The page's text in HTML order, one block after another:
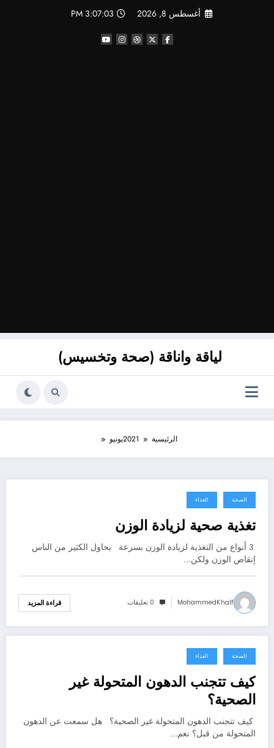
أغسطس 8, 2026 3:07:03 PM
لياقة واناقة (صحة وتخسيس)
الرئيسية 2021يونيو
يونيو 30, 2021
الصحة الغذاء
تغذية صحية لزيادة الوزن
3 أنواع من التغذية لزيادة الوزن بسرعة يحاول الكثير من الناس
إنقاص الوزن ولكن…
MohammedKhalf 0 تعليقات قراءة المزيد
يونيو 30, 2021
الصحة الغذاء
كيف تتجنب الدهون المتحولة غير
الصحية؟
كيف تتجنب الدهون المتحولة غير الصحية؟ هل سمعت عن الدهون
المتحولة من قبل؟ نعم…